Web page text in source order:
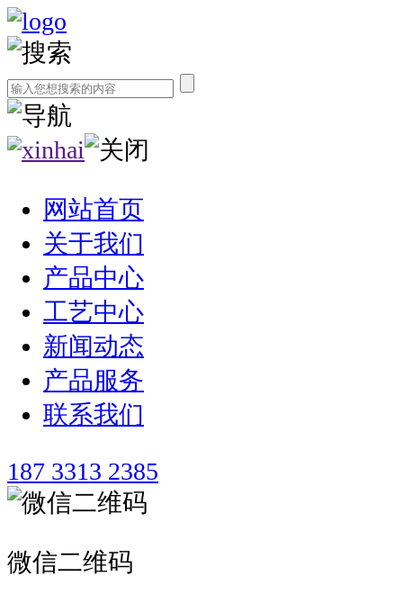
网站首页
关于我们
产品中心
工艺中心
新闻动态
产品服务
联系我们
187 3313 2385
微信二维码